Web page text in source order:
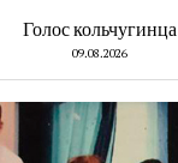
Голос кольчугинца
09.08.2026